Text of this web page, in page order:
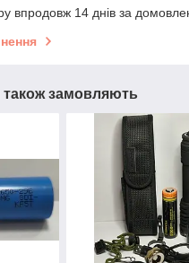
впродовж 14 днів за
замовляють